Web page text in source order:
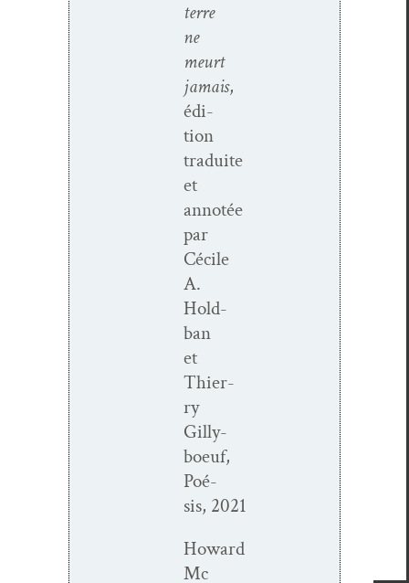
terre
ne
meurt
jamais,
édi­
tion
traduite
et
annotée
par
Cécile
A.
Hold­
ban
et
Thier­
ry
Gilly­
boeuf,
Poé­
sis, 2021
Howard
Mc